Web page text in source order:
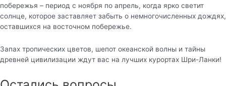
побережья – период с ноября по апрель, когда ярко светит
солнце, которое заставляет забыть о немногочисленных дождях,
оставшихся на восточном побережье.
Запах тропических цветов, шепот океанской волны и тайны
древней цивилизации ждут вас на лучших курортах Шри-Ланки!